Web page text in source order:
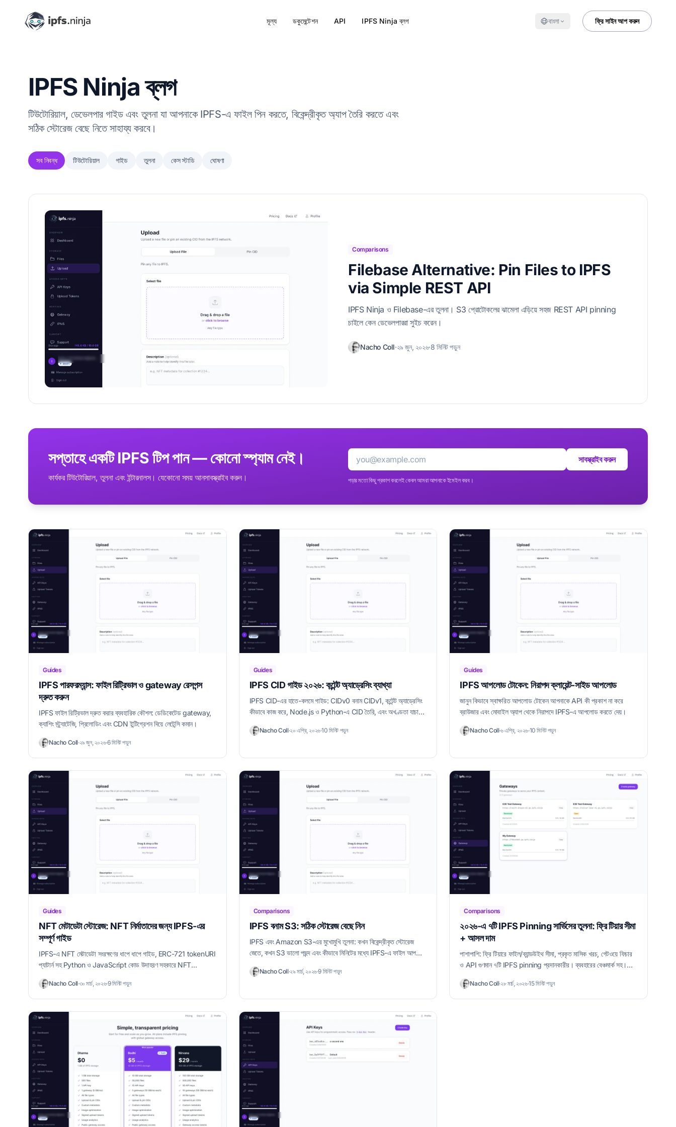
মূল্য ডকুমেন্টেশন API IPFS Ninja ব্লগ বাংলা ফ্রি সাইন আপ করুন
IPFS Ninja ব্লগ
টিউটোরিয়াল, ডেভেলপার গাইড এবং তুলনা যা আপনাকে IPFS-এ ফাইল পিন করতে, বিকেন্দ্রীকৃত অ্যাপ তৈরি করতে এবং
সঠিক স্টোরেজ বেছে নিতে সাহায্য করবে।
সব নিবন্ধ টিউটোরিয়াল গাইড তুলনা কেস স্টাডি ঘোষণা
Comparisons
Filebase Alternative: Pin Files to IPFS
via Simple REST API
IPFS Ninja ও Filebase-এর তুলনা। S3 প্রোটোকলের ঝামেলা এড়িয়ে সহজ REST API pinning
চাইলে কেন ডেভেলপাররা সুইচ করেন।
Nacho Coll·২৯ জুন, ২০২৬·8 মিনিট পড়ুন
সপ্তাহে একটি IPFS টিপ পান — কোনো স্প্যাম নেই।
কার্যকর টিউটোরিয়াল, তুলনা এবং ইন্টারনালস। যেকোনো সময় আনসাবস্ক্রাইব করুন।
ইমেইল
সাবস্ক্রাইব করুন
পড়ার মতো কিছু প্রকাশ করলেই কেবল আমরা আপনাকে ইমেইল করব।
Guides
IPFS পারফরম্যান্স: ফাইল রিট্রিভাল ও gateway রেসপন্স
দ্রুত করুন
IPFS ফাইল রিট্রিভাল দ্রুত করার ব্যবহারিক কৌশল: ডেডিকেটেড gateway,
ক্যাশিং স্ট্র্যাটেজি, প্রিলোডিং এবং CDN ইন্টিগ্রেশন দিয়ে লেটেন্সি কমান।
Nacho Coll·২৯ জুন, ২০২৬·6 মিনিট পড়ুন
Guides
IPFS CID গাইড ২০২৬: কন্টেন্ট অ্যাড্রেসিং ব্যাখ্যা
IPFS CID-এর হাতে-কলমে গাইড: CIDv0 বনাম CIDv1, কন্টেন্ট অ্যাড্রেসিং
কীভাবে কাজ করে, Node.js ও Python-এ CID তৈরি, এবং অখণ্ডতা যাচাই।
Nacho Coll·২০ এপ্রি, ২০২৬·10 মিনিট পড়ুন
Guides
IPFS আপলোড টোকেন: নিরাপদ ক্লায়েন্ট-সাইড আপলোড
জানুন কিভাবে স্বাক্ষরিত আপলোড টোকেন আপনাকে API কী প্রকাশ না করে
ব্রাউজার এবং মোবাইল অ্যাপ থেকে নিরাপদে IPFS-এ আপলোড করতে দেয়।
Nacho Coll·৬ এপ্রি, ২০২৬·10 মিনিট পড়ুন
Guides
NFT মেটাডেটা স্টোরেজ: NFT নির্মাতাদের জন্য IPFS-এর
সম্পূর্ণ গাইড
IPFS-এ NFT মেটাডেটা সংরক্ষণের ধাপে ধাপে গাইড, ERC-721 tokenURI
প্যাটার্ন সহ Python ও JavaScript কোড উদাহরণ সহকারে NFT
Nacho Coll·৩০ মার্চ, ২০২৬·9 মিনিট পড়ুন
Comparisons
IPFS বনাম S3: সঠিক স্টোরেজ বেছে নিন
IPFS এবং Amazon S3-এর মুখোমুখি তুলনা: কখন বিকেন্দ্রীকৃত স্টোরেজ
জেতে, কখন S3 ভালো পছন্দ এবং কীভাবে মিনিটের মধ্যে IPFS-এ ফাইল আপলোড
Nacho Coll·২৯ মার্চ, ২০২৬·9 মিনিট পড়ুন
Comparisons
২০২৬-এ ৭টি IPFS Pinning সার্ভিসের তুলনা: ফ্রি টিয়ার সীমা
+ আসল দাম
পাশাপাশি: ফ্রি টিয়ারে ফাইল/ব্যান্ডউইথ সীমা, প্রকৃত মাসিক খরচ, গেটওয়ে ফিচার
ও API গুণমান ৭টি IPFS pinning প্রদানকারীর। ব্যবহারের বেঞ্চমার্ক সহ।
Nacho Coll·২৮ মার্চ, ২০২৬·15 মিনিট পড়ুন